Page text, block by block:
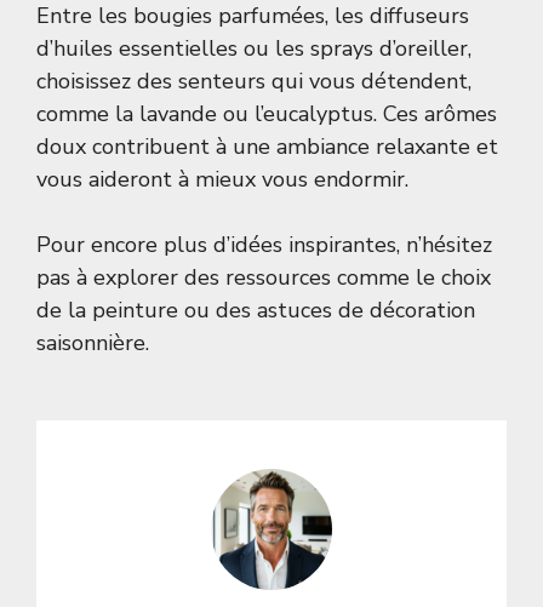
Entre les bougies parfumées, les diffuseurs
d’huiles essentielles ou les sprays d’oreiller,
choisissez des senteurs qui vous détendent,
comme la lavande ou l’eucalyptus. Ces arômes
doux contribuent à une ambiance relaxante et
vous aideront à mieux vous endormir.
Pour encore plus d’idées inspirantes, n’hésitez
pas à explorer des ressources comme le choix
de la peinture ou des astuces de décoration
saisonnière.